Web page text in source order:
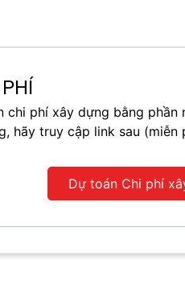
chi phí xây dựng bằng phần
hãy truy cập link sau (miễn
Dự toán Chi phí